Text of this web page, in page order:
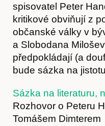
spisovatel Peter
kritikové obviňují z
občanské války v
a Slobodana
předpokládají (a
bude sázka na
Sázka na literaturu,
Rozhovor o Peteru
Tomášem Dimterem